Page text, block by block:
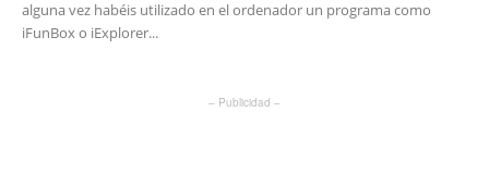
alguna vez habéis utilizado en el ordenador un programa como
iFunBox o iExplorer...
– Publicidad –